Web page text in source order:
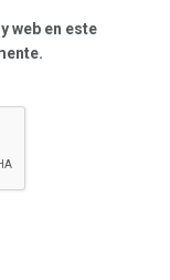
web en este